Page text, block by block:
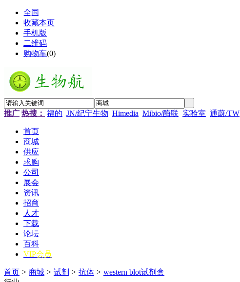
全国
收藏本页
手机版
二维码
购物车(0)
推广 热搜： 福的 JN/纪宁生物 Himedia Mibio/酶联 实验室 通蔚/TW
首页
商城
供应
求购
公司
展会
资讯
招商
人才
下载
论坛
百科
VIP会员
首页 > 商城 > 试剂 > 抗体 > western blot试剂盒